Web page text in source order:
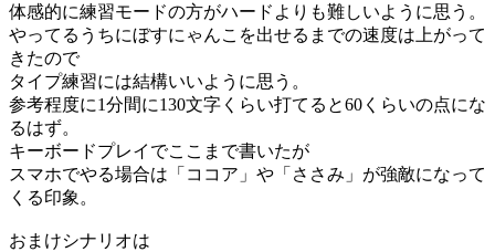
体感的に練習モードの方がハードよりも難しいように思う。
やってるうちにぼすにゃんこを出せるまでの速度は上がって
きたので
タイプ練習には結構いいように思う。
参考程度に1分間に130文字くらい打てると60くらいの点にな
るはず。
キーボードプレイでここまで書いたが
スマホでやる場合は「ココア」や「ささみ」が強敵になって
くる印象。
おまけシナリオは